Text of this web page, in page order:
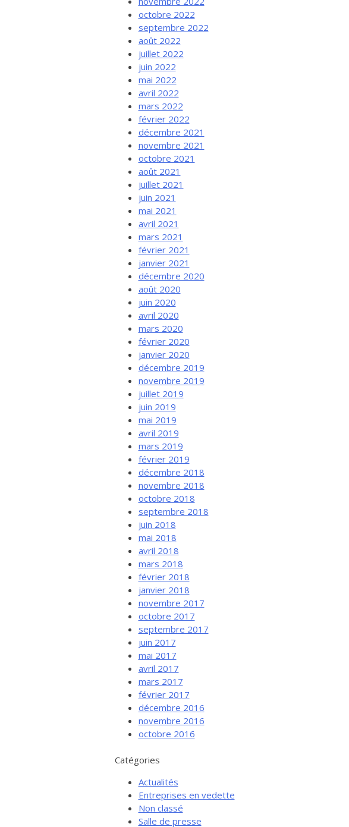
Services aux entreprises
Innovation / Productivité
Investir en Nouvelle-Beauce
Services-conseils – démarrage
octobre 2022
septembre 2022
août 2022
juillet 2022
juin 2022
mai 2022
avril 2022
mars 2022
février 2022
décembre 2021
novembre 2021
octobre 2021
août 2021
juillet 2021
juin 2021
mai 2021
avril 2021
mars 2021
février 2021
janvier 2021
décembre 2020
août 2020
juin 2020
avril 2020
mars 2020
février 2020
janvier 2020
décembre 2019
novembre 2019
juillet 2019
juin 2019
mai 2019
avril 2019
mars 2019
février 2019
décembre 2018
novembre 2018
octobre 2018
septembre 2018
juin 2018
mai 2018
avril 2018
mars 2018
février 2018
janvier 2018
novembre 2017
octobre 2017
septembre 2017
juin 2017
mai 2017
avril 2017
mars 2017
février 2017
décembre 2016
novembre 2016
octobre 2016
Catégories
Actualités
Entreprises en vedette
Non classé
Salle de presse